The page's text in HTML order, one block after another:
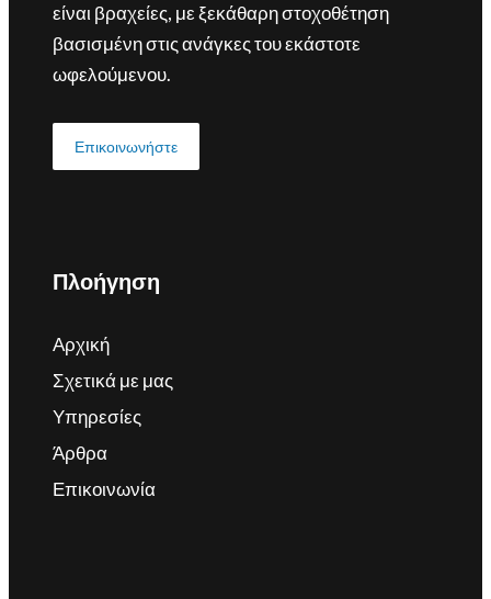
είναι βραχείες, με ξεκάθαρη στοχοθέτηση
βασισμένη στις ανάγκες του εκάστοτε
ωφελούμενου.
Επικοινωνήστε
Πλοήγηση
Αρχική
Σχετικά με μας
Υπηρεσίες
Άρθρα
Επικοινωνία